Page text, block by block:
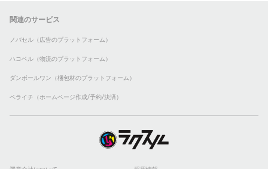
関連のサービス
ノバセル（広告のプラットフォーム）
ハコベル（物流のプラットフォーム）
ダンボールワン（梱包材のプラットフォーム）
ペライチ（ホームページ作成/予約/決済）